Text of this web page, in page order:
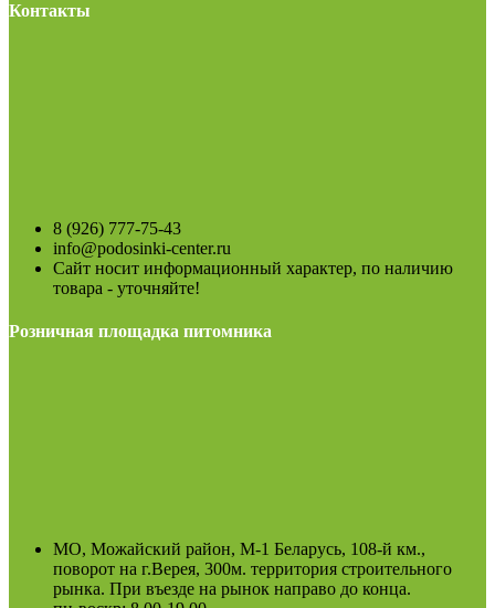
Контакты
8 (926) 777-75-43
info@podosinki-center.ru
Сайт носит информационный характер, по наличию
товара - уточняйте!
Розничная площадка питомника
МО, Можайский район, М-1 Беларусь, 108-й км.,
поворот на г.Верея, 300м. территория строительного
рынка. При въезде на рынок направо до конца.